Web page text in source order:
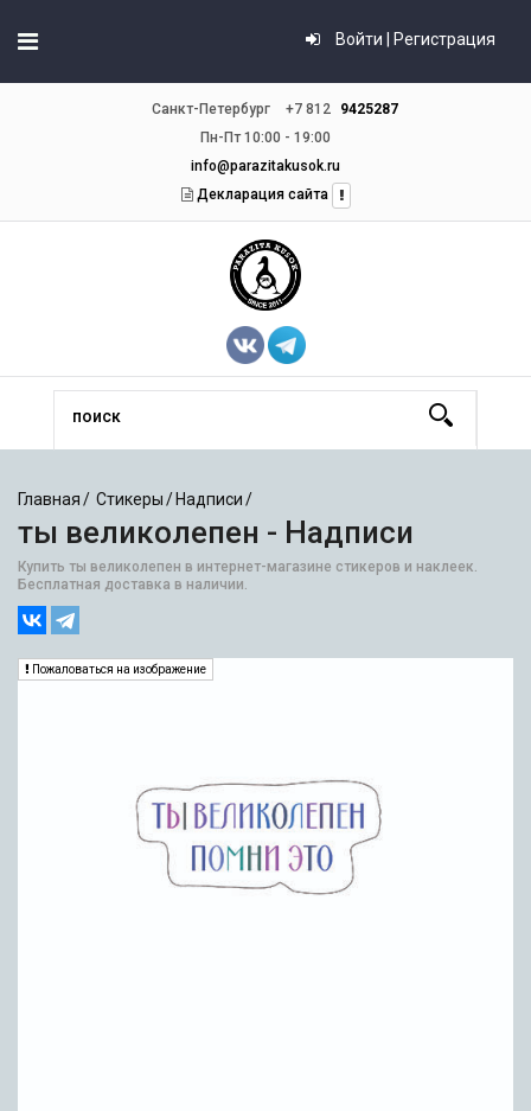
Войти | Регистрация
Санкт-Петербург +7 812
9425287
Пн-Пт 10:00 - 19:00
info@parazitakusok.ru
Декларация сайта
Главная Стикеры Надписи
ты великолепен - Надписи
Купить ты великолепен в интернет-магазине стикеров и наклеек.
Бесплатная доставка в наличии.
Пожаловаться на изображение